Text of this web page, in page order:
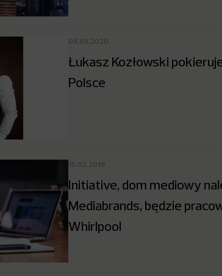
09.09.2020
Łukasz Kozłowski
Polsce
15.02.2018
Initiative, dom mediowy
Mediabrands, będzie
Whirlpool